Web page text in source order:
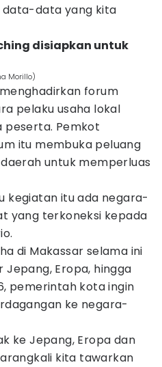
data yang kita
disiapkan untuk
Morillo)
forum
pelaku usaha lokal
peserta. Pemkot
itu membuka peluang
untuk memperluas
kegiatan itu ada negara-
yang terkoneksi kepada
di Makassar selama ini
Eropa, hingga
pemerintah kota ingin
ke negara-
ke Jepang, Eropa dan
kita tawarkan